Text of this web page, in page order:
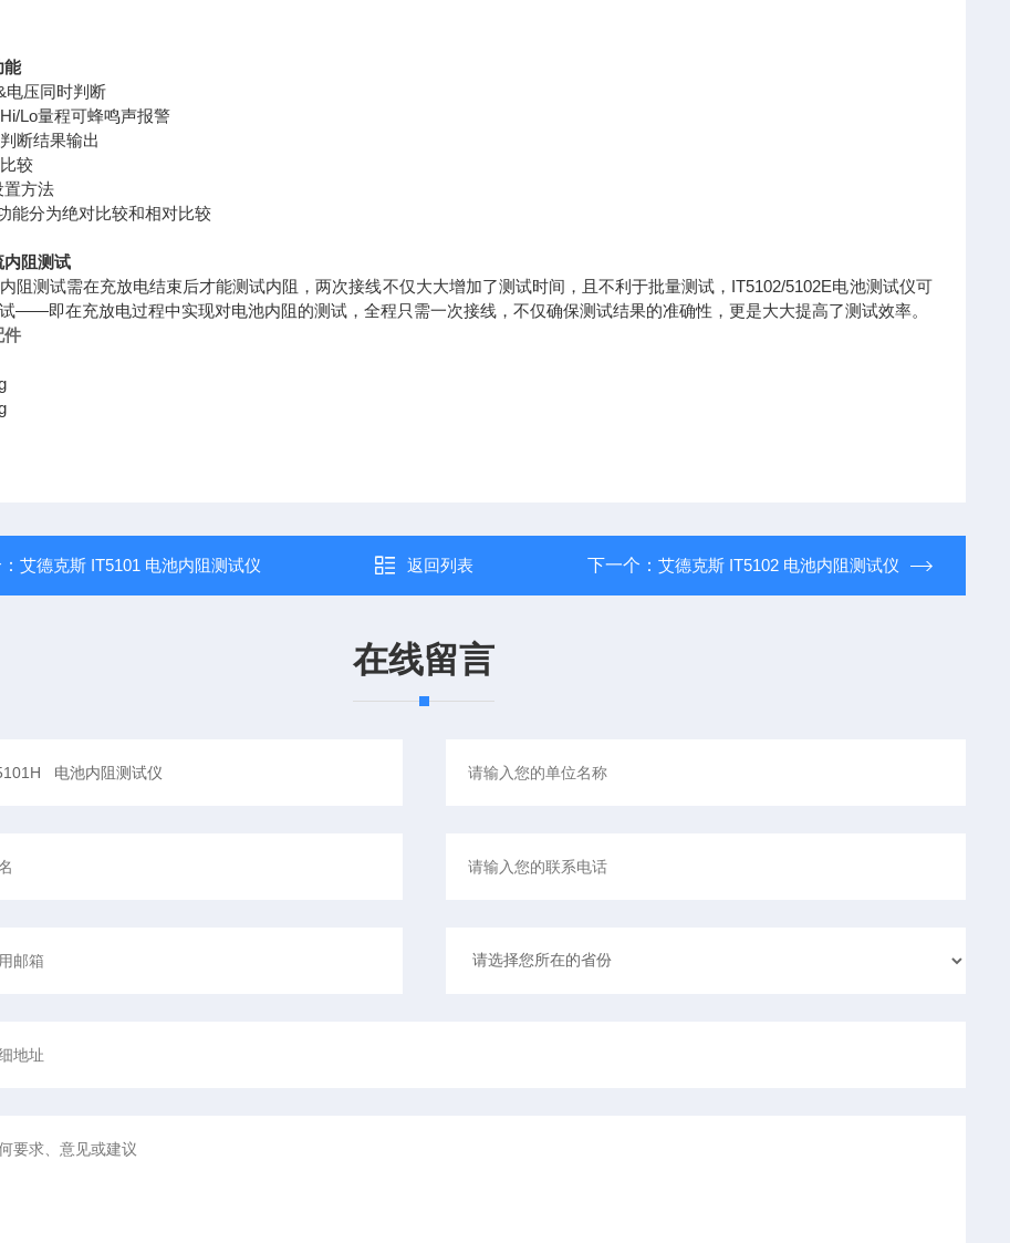
电压同时判断
Lo量程可蜂鸣声报警
断结果输出
较
置方法
能分为绝对比较和相对比较
阻测试
阻测试需在充放电结束后才能测试内阻，两次接线不仅大大增加了测试时间，且不利于批量测试，IT5102/5102E电池测试仪可
——即在充放电过程中实现对电池内阻的测试，全程只需一次接线，不仅确保测试结果的准确性，更是大大提高了测试效率。
件
：艾德克斯 IT5101 电池内阻测试仪 返回列表 下一个： 艾德克斯 IT5102 电池内阻测试仪
在线留言